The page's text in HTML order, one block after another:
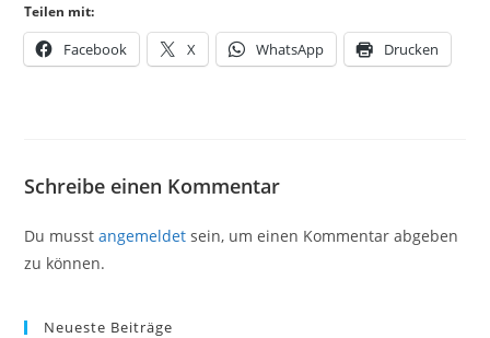
Teilen mit:
Facebook X WhatsApp Drucken
Schreibe einen Kommentar
Du musstangemeldet sein, um einen Kommentar abgeben
zu können.
Neueste Beiträge